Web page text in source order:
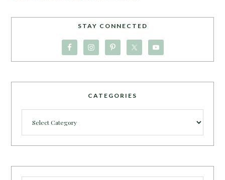
STAY CONNECTED
CATEGORIES